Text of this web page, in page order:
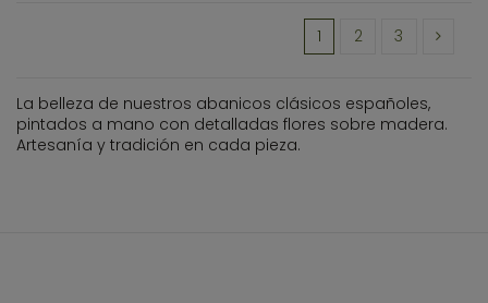
1 2 3
La belleza de nuestros abanicos clásicos españoles,
pintados a mano con detalladas flores sobre madera.
Artesanía y tradición en cada pieza.